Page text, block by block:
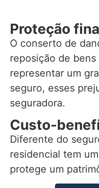
Proteção
O conserto de
reposição de
representar um
seguro, esses
seguradora.
Custo-
Diferente do
residencial tem
protege um